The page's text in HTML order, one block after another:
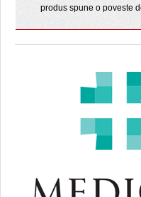
produs spune o poveste